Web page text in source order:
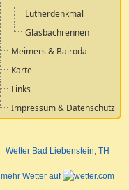
Lutherdenkmal
Glasbachrennen
Meimers & Bairoda
Karte
Links
Impressum & Datenschutz
Wetter Bad Liebenstein, TH
mehr Wetter auf